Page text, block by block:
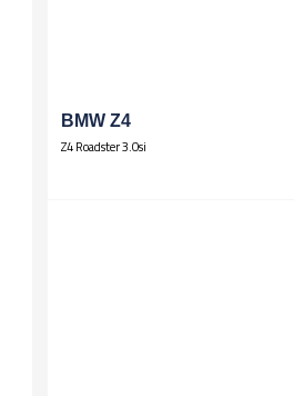
Lichtmetalen velgen 17 inch
Zittingen
BMW Z4
Z4 Roadster 3.0si